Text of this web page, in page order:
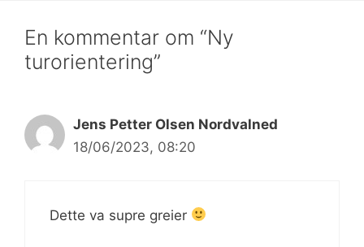
En kommentar om “Ny
turorientering”
Jens Petter Olsen Nordvalned
18/06/2023, 08:20
Dette va supre greier